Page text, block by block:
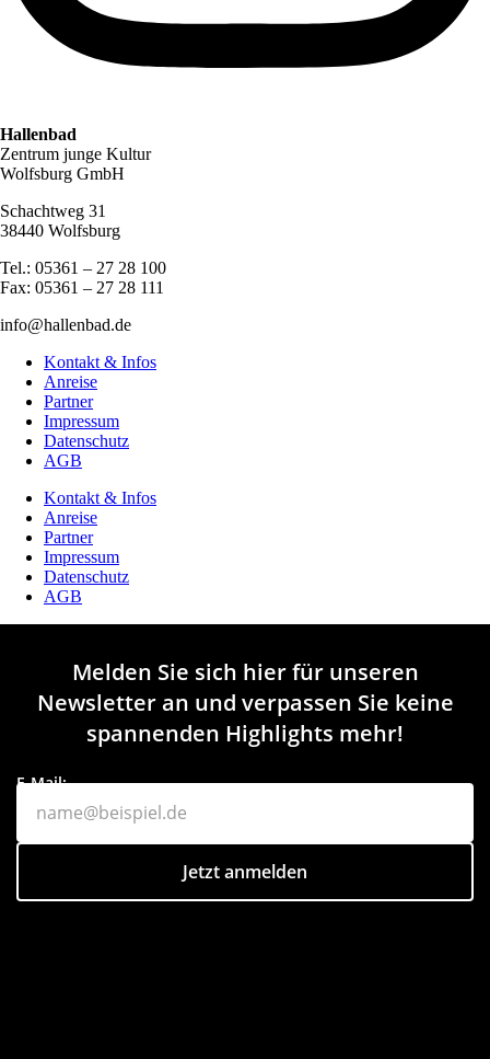
Hallenbad
Zentrum junge Kultur
Wolfsburg GmbH
Schachtweg 31
38440 Wolfsburg
Tel.: 05361 – 27 28 100
Fax: 05361 – 27 28 111
info@hallenbad.de
Kontakt & Infos
Anreise
Partner
Impressum
Datenschutz
AGB
Kontakt & Infos
Anreise
Partner
Impressum
Datenschutz
AGB